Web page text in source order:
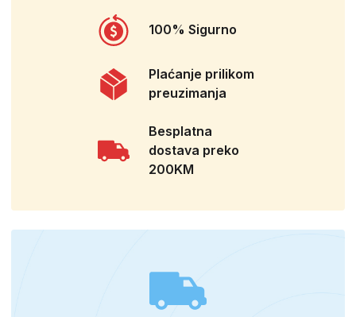
100% Sigurno
Plaćanje prilikom
preuzimanja
Besplatna
dostava preko
200KM